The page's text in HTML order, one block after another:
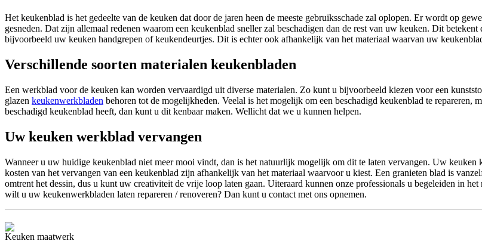
Het keukenblad is het gedeelte van de keuken dat door de jaren heen de meeste gebruiksschade zal oplopen. Er wordt op
gesneden. Dat zijn allemaal redenen waarom een keukenblad sneller zal beschadigen dan de rest van uw keuken. Dit
bijvoorbeeld uw keuken handgrepen of keukendeurtjes. Dit is echter ook afhankelijk van het materiaal waarvan uw
Verschillende soorten materialen keukenbladen
Een werkblad voor de keuken kan worden vervaardigd uit diverse materialen. Zo kunt u bijvoorbeeld kiezen voor een
glazen keukenwerkbladen behoren tot de mogelijkheden. Veelal is het mogelijk om een beschadigd keukenblad te repareren,
beschadigd keukenblad heeft, dan kunt u dit kenbaar maken. Wellicht dat we u kunnen helpen.
Uw keuken werkblad vervangen
Wanneer u uw huidige keukenblad niet meer mooi vindt, dan is het natuurlijk mogelijk om dit te laten vervangen. Uw
kosten van het vervangen van een keukenblad zijn afhankelijk van het materiaal waarvoor u kiest. Een granieten blad is
omtrent het dessin, dus u kunt uw creativiteit de vrije loop laten gaan. Uiteraard kunnen onze professionals u begeleiden in
wilt u uw keukenwerkbladen laten repareren / renoveren? Dan kunt u contact met ons opnemen.
Keuken maatwerk